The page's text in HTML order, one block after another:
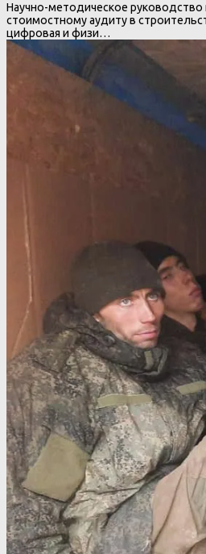
Научно-методическое руководство
стоимостному аудиту в
цифровая и физи…